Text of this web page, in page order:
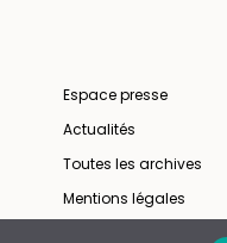
Espace presse
Actualités
Toutes les archives
Mentions légales